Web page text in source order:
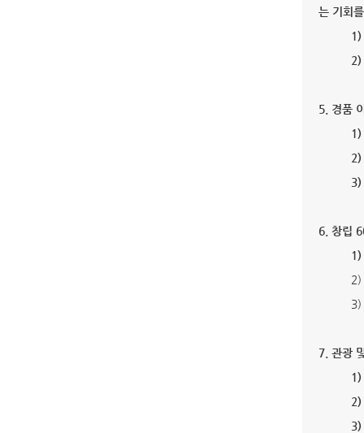
는 기회
2)
5. 경품
2)
3)
6. 창립
2)
3)
7 관광
1)
2)
3)